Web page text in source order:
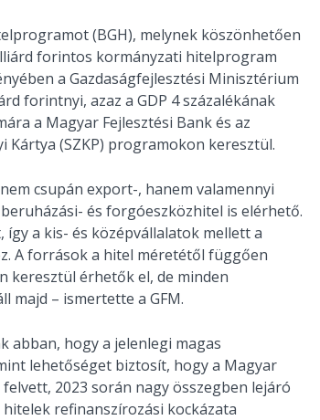
(BGH), melynek köszönhetően
forintos kormányzati hitelprogram
a Gazdaságfejlesztési Minisztérium
forintnyi, azaz a GDP 4 százalékának
a Magyar Fejlesztési Bank és az
Kártya (SZKP) programokon keresztül.
csupán export-, hanem valamennyi
és forgóeszközhitel is elérhető.
a kis- és középvállalatok mellett a
A források a hitel méretétől függően
keresztül érhetők el, de minden
– ismertette a GFM.
abban, hogy a jelenlegi magas
lehetőséget biztosít, hogy a Magyar
2023 során nagy összegben lejáró
refinanszírozási kockázata